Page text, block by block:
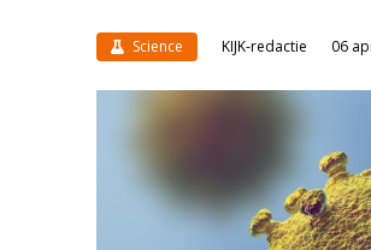
Science KIJK-redactie 06